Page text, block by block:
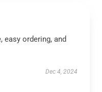
easy ordering, and
Dec 4, 2024